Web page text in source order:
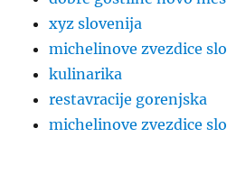
xyz slovenija
michelinove zvezdice
kulinarika
restavracije gorenjska
michelinove zvezdice